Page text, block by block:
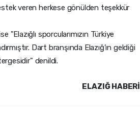
veren herkese gönülden teşekkür
"Elazığlı sporcularımızın Türkiye
Dart branşında Elazığ’ın geldiği
denildi.
ELAZIĞ HABERİ